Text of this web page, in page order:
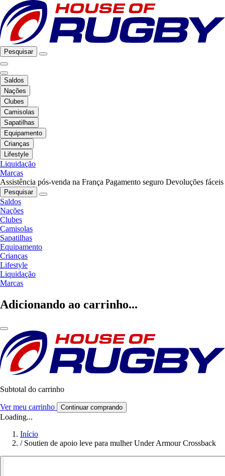
Pesquisar
Saldos
Nações
Clubes
Camisolas
Sapatilhas
Equipamento
Crianças
Lifestyle
Liquidação
Marcas
Assistência pós-venda na França Pagamento seguro Devoluções fáceis
Pesquisar
Saldos
Nações
Clubes
Camisolas
Sapatilhas
Equipamento
Crianças
Lifestyle
Liquidação
Marcas
Adicionando ao carrinho...
Subtotal do carrinho
Ver meu carrinho Continuar comprando
Loading...
Início
/ Soutien de apoio leve para mulher Under Armour Crossback